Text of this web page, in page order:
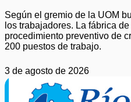
Según el gremio de la UOM
los trabajadores. La fábrica
procedimiento preventivo de
200 puestos de trabajo.
3 de agosto de 2026